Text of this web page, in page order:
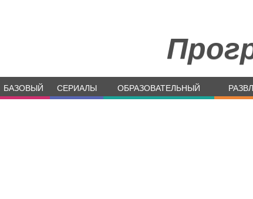
БАЗОВЫЙ СЕРИАЛЫ ОБРАЗОВАТЕЛЬНЫЙ